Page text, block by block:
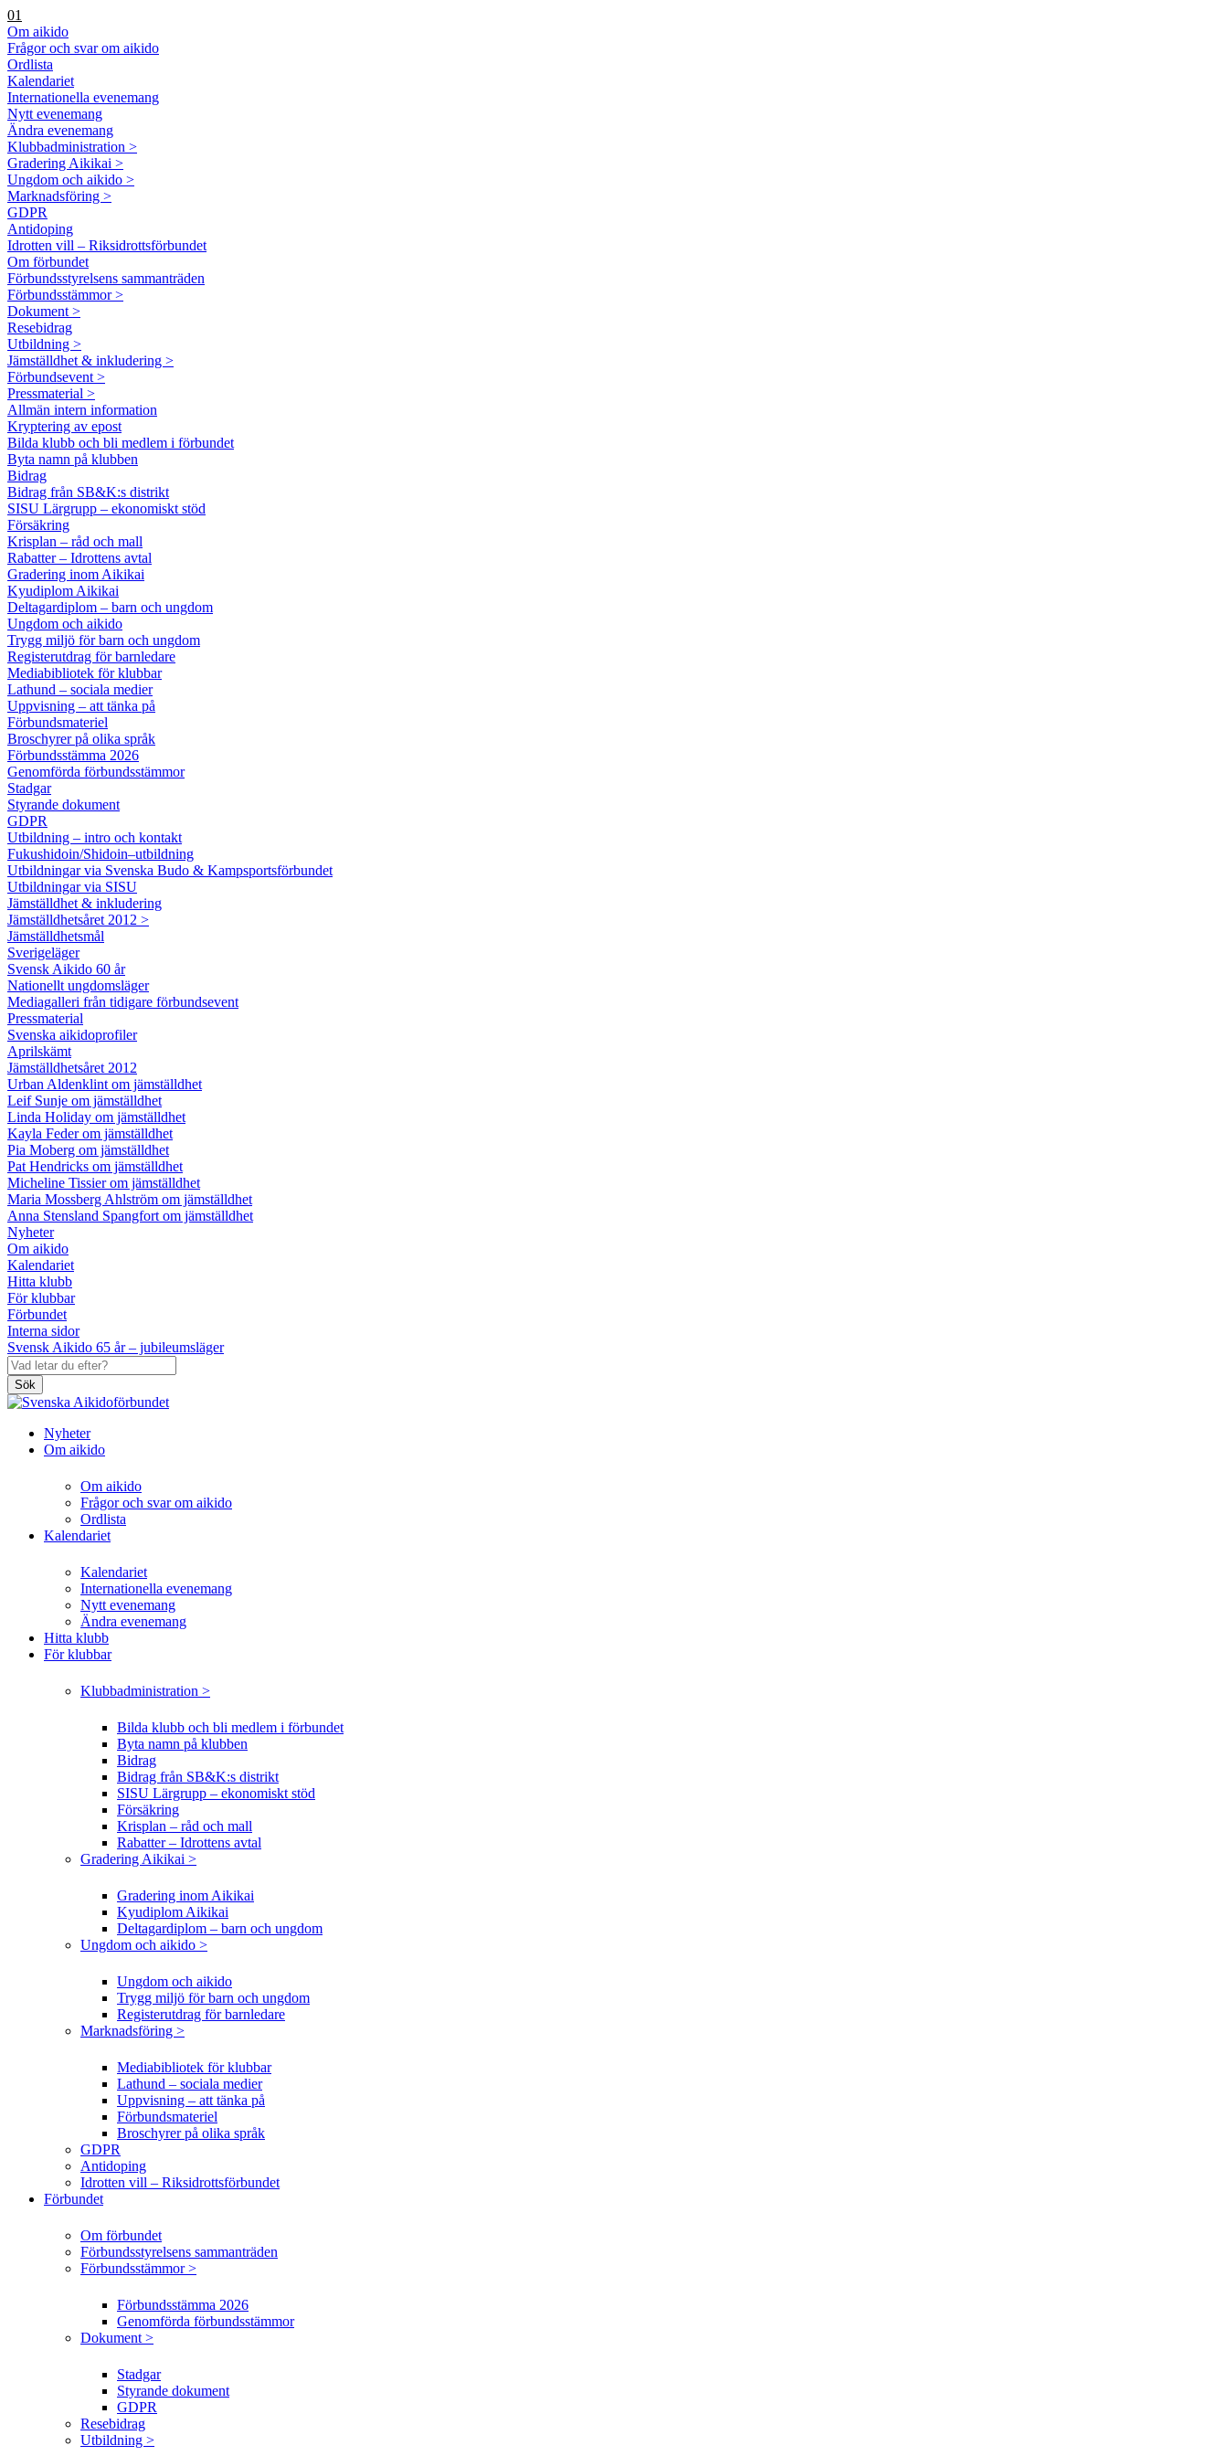
01
Om aikido
Frågor och svar om aikido
Ordlista
Kalendariet
Internationella evenemang
Nytt evenemang
Ändra evenemang
Klubbadministration >
Gradering Aikikai >
Ungdom och aikido >
Marknadsföring >
GDPR
Antidoping
Idrotten vill – Riksidrottsförbundet
Om förbundet
Förbundsstyrelsens sammanträden
Förbundsstämmor >
Dokument >
Resebidrag
Utbildning >
Jämställdhet & inkludering >
Förbundsevent >
Pressmaterial >
Allmän intern information
Kryptering av epost
Bilda klubb och bli medlem i förbundet
Byta namn på klubben
Bidrag
Bidrag från SB&K:s distrikt
SISU Lärgrupp – ekonomiskt stöd
Försäkring
Krisplan – råd och mall
Rabatter – Idrottens avtal
Gradering inom Aikikai
Kyudiplom Aikikai
Deltagardiplom – barn och ungdom
Ungdom och aikido
Trygg miljö för barn och ungdom
Registerutdrag för barnledare
Mediabibliotek för klubbar
Lathund – sociala medier
Uppvisning – att tänka på
Förbundsmateriel
Broschyrer på olika språk
Förbundsstämma 2026
Genomförda förbundsstämmor
Stadgar
Styrande dokument
GDPR
Utbildning – intro och kontakt
Fukushidoin/Shidoin–utbildning
Utbildningar via Svenska Budo & Kampsportsförbundet
Utbildningar via SISU
Jämställdhet & inkludering
Jämställdhetsåret 2012 >
Jämställdhetsmål
Sverigeläger
Svensk Aikido 60 år
Nationellt ungdomsläger
Mediagalleri från tidigare förbundsevent
Pressmaterial
Svenska aikidoprofiler
Aprilskämt
Jämställdhetsåret 2012
Urban Aldenklint om jämställdhet
Leif Sunje om jämställdhet
Linda Holiday om jämställdhet
Kayla Feder om jämställdhet
Pia Moberg om jämställdhet
Pat Hendricks om jämställdhet
Micheline Tissier om jämställdhet
Maria Mossberg Ahlström om jämställdhet
Anna Stensland Spangfort om jämställdhet
Nyheter
Om aikido
Kalendariet
Hitta klubb
För klubbar
Förbundet
Interna sidor
Svensk Aikido 65 år – jubileumsläger
Sök
Nyheter
Om aikido
Om aikido
Frågor och svar om aikido
Ordlista
Kalendariet
Kalendariet
Internationella evenemang
Nytt evenemang
Ändra evenemang
Hitta klubb
För klubbar
Klubbadministration >
Bilda klubb och bli medlem i förbundet
Byta namn på klubben
Bidrag
Bidrag från SB&K:s distrikt
SISU Lärgrupp – ekonomiskt stöd
Försäkring
Krisplan – råd och mall
Rabatter – Idrottens avtal
Gradering Aikikai >
Gradering inom Aikikai
Kyudiplom Aikikai
Deltagardiplom – barn och ungdom
Ungdom och aikido >
Ungdom och aikido
Trygg miljö för barn och ungdom
Registerutdrag för barnledare
Marknadsföring >
Mediabibliotek för klubbar
Lathund – sociala medier
Uppvisning – att tänka på
Förbundsmateriel
Broschyrer på olika språk
GDPR
Antidoping
Idrotten vill – Riksidrottsförbundet
Förbundet
Om förbundet
Förbundsstyrelsens sammanträden
Förbundsstämmor >
Förbundsstämma 2026
Genomförda förbundsstämmor
Dokument >
Stadgar
Styrande dokument
GDPR
Resebidrag
Utbildning >